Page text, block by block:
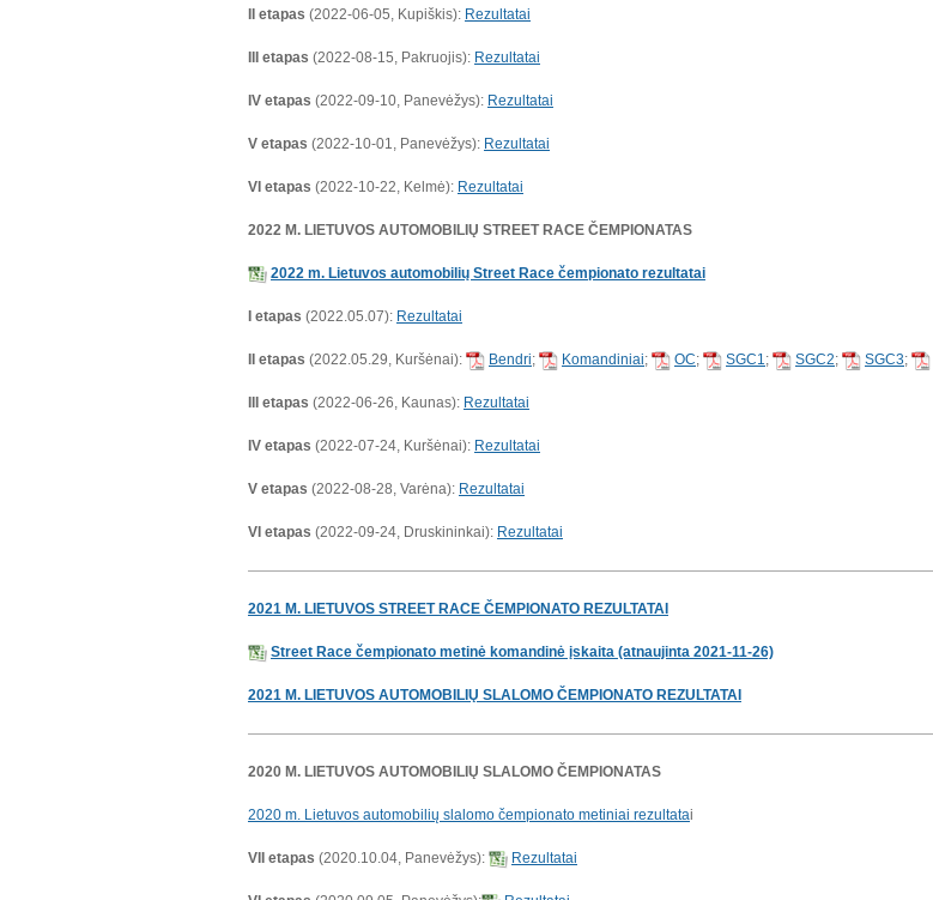
II etapas (2022-06-05, Kupiškis): Rezultatai
III etapas (2022-08-15, Pakruojis): Rezultatai
IV etapas (2022-09-10, Panevėžys): Rezultatai
V etapas (2022-10-01, Panevėžys): Rezultatai
VI etapas (2022-10-22, Kelmė): Rezultatai
2022 M. LIETUVOS AUTOMOBILIŲ STREET RACE ČEMPIONATAS
2022 m. Lietuvos automobilių Street Race čempionato rezultatai
I etapas (2022.05.07): Rezultatai
II etapas (2022.05.29, Kuršėnai): Bendri; Komandiniai; OC; SGC1; SGC2; SGC3;
III etapas (2022-06-26, Kaunas): Rezultatai
IV etapas (2022-07-24, Kuršėnai): Rezultatai
V etapas (2022-08-28, Varėna): Rezultatai
VI etapas (2022-09-24, Druskininkai): Rezultatai
2021 M. LIETUVOS STREET RACE ČEMPIONATO REZULTATAI
Street Race čempionato metinė komandinė įskaita (atnaujinta 2021-11-26)
2021 M. LIETUVOS AUTOMOBILIŲ SLALOMO ČEMPIONATO REZULTATAI
2020 M. LIETUVOS AUTOMOBILIŲ SLALOMO ČEMPIONATAS
2020 m. Lietuvos automobilių slalomo čempionato metiniai rezultatai
VII etapas (2020.10.04, Panevėžys): Rezultatai